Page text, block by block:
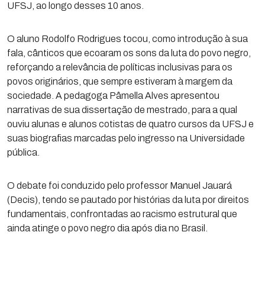
UFSJ, ao longo desses 10 anos.
O aluno Rodolfo Rodrigues tocou, como introdução à sua
fala, cânticos que ecoaram os sons da luta do povo negro,
reforçando a relevância de políticas inclusivas para os
povos originários, que sempre estiveram à margem da
sociedade. A pedagoga Pâmella Alves apresentou
narrativas de sua dissertação de mestrado, para a qual
ouviu alunas e alunos cotistas de quatro cursos da UFSJ e
suas biografias marcadas pelo ingresso na Universidade
pública.
O debate foi conduzido pelo professor Manuel Jauará
(Decis), tendo se pautado por histórias da luta por direitos
fundamentais, confrontadas ao racismo estrutural que
ainda atinge o povo negro dia após dia no Brasil.